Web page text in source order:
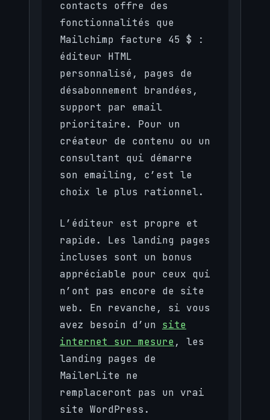
contacts offre des
fonctionnalités que
Mailchimp facture 45 $ :
éditeur HTML
personnalisé, pages de
désabonnement brandées,
support par email
prioritaire. Pour un
créateur de contenu ou un
consultant qui démarre
son emailing, c’est le
choix le plus rationnel.
L’éditeur est propre et
rapide. Les landing pages
incluses sont un bonus
appréciable pour ceux qui
n’ont pas encore de site
web. En revanche, si vous
avez besoin d’un site
internet sur mesure, les
landing pages de
MailerLite ne
remplaceront pas un vrai
site WordPress.